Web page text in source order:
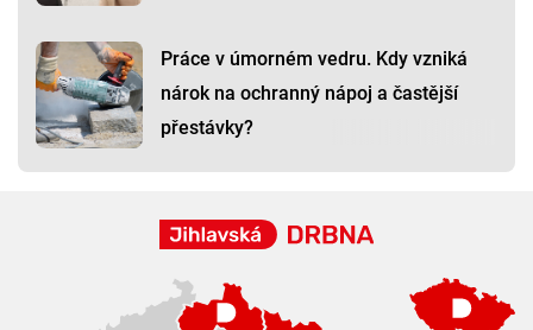
Práce v úmorném vedru. Kdy vzniká
nárok na ochranný nápoj a častější
přestávky?